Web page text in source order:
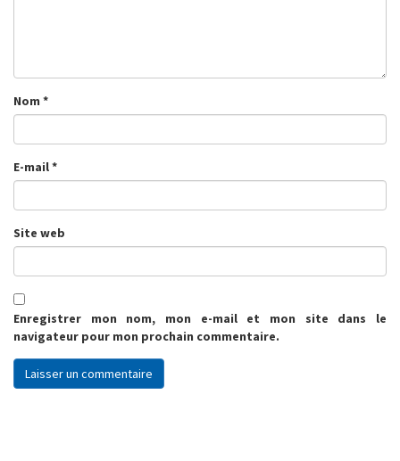
Nom *
E-mail*
Site web
Enregistrer mon nom, mon e-mail et mon site dans le
navigateur pour mon prochain commentaire.